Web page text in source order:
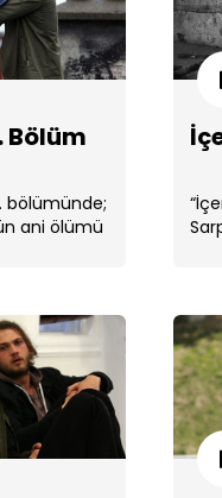
Bölüm
bölümünde;
ani ölümü